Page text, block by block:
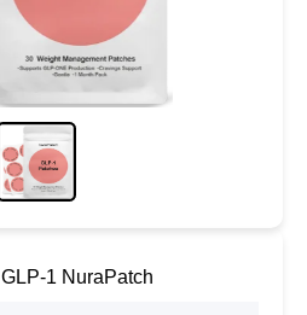
GLP-1 NuraPatch